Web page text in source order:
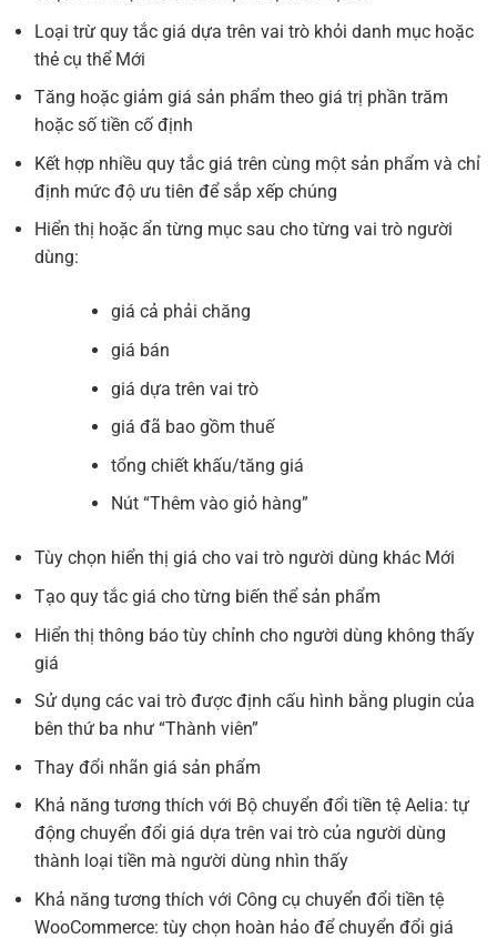
Loại trừ quy tắc giá dựa trên vai trò khỏi danh mục hoặc
thẻ cụ thể Mới
Tăng hoặc giảm giá sản phẩm theo giá trị phần trăm
hoặc số tiền cố định
Kết hợp nhiều quy tắc giá trên cùng một sản phẩm và chỉ
định mức độ ưu tiên để sắp xếp chúng
Hiển thị hoặc ẩn từng mục sau cho từng vai trò người
dùng:
giá cả phải chăng
giá bán
giá dựa trên vai trò
giá đã bao gồm thuế
tổng chiết khấu/tăng giá
Nút “Thêm vào giỏ hàng”
Tùy chọn hiển thị giá cho vai trò người dùng khác Mới
Tạo quy tắc giá cho từng biến thể sản phẩm
Hiển thị thông báo tùy chỉnh cho người dùng không thấy
giá
Sử dụng các vai trò được định cấu hình bằng plugin của
bên thứ ba như “Thành viên”
Thay đổi nhãn giá sản phẩm
Khả năng tương thích với Bộ chuyển đổi tiền tệ Aelia: tự
động chuyển đổi giá dựa trên vai trò của người dùng
thành loại tiền mà người dùng nhìn thấy
Khả năng tương thích với Công cụ chuyển đổi tiền tệ
WooCommerce: tùy chọn hoàn hảo để chuyển đổi giá